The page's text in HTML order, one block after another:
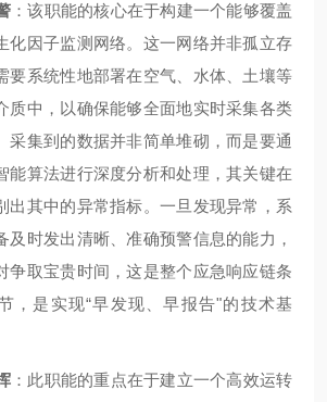
：该职能的核心在于构建一个能够覆盖
化因子监测网络。这一网络并非孤立存
要系统性地部署在空气、水体、土壤等
质中，以确保能够全面地实时采集各类
采集到的数据并非简单堆砌，而是要通
能算法进行深度分析和处理，其关键在
出其中的异常指标。一旦发现异常，系
及时发出清晰、准确预警信息的能力，
争取宝贵时间，这是整个应急响应链条
，是实现“早发现、早报告"的技术基
：此职能的重点在于建立一个高效运转